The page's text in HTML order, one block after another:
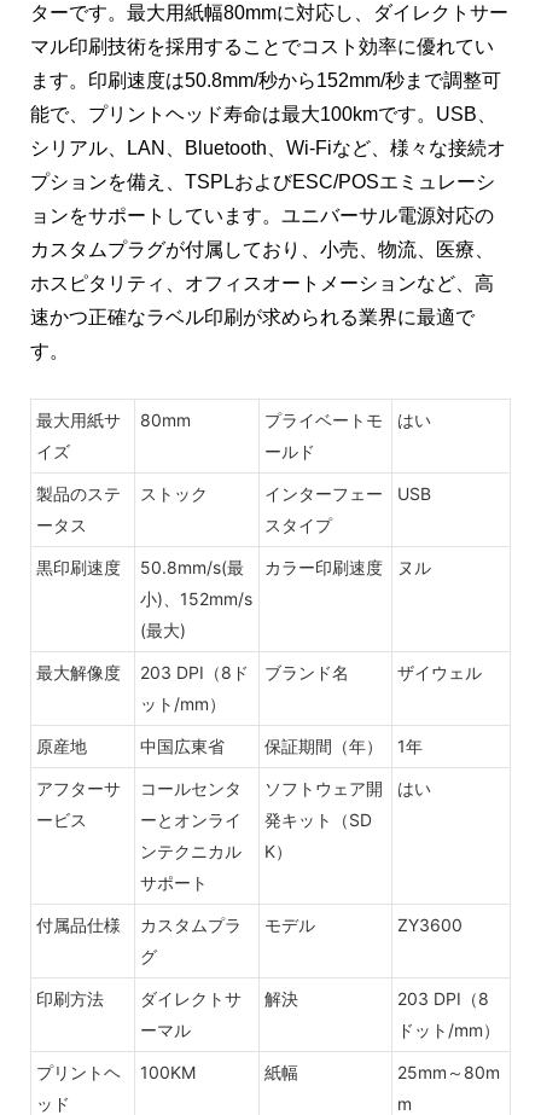
ターです。最大用紙幅80mmに対応し、ダイレクトサー
マル印刷技術を採用することでコスト効率に優れてい
ます。印刷速度は50.8mm/秒から152mm/秒まで調整可
能で、プリントヘッド寿命は最大100kmです。USB、
シリアル、LAN、Bluetooth、Wi-Fiなど、様々な接続オ
プションを備え、TSPLおよびESC/POSエミュレーシ
ョンをサポートしています。ユニバーサル電源対応の
カスタムプラグが付属しており、小売、物流、医療、
ホスピタリティ、オフィスオートメーションなど、高
速かつ正確なラベル印刷が求められる業界に最適で
す。
最大用紙サ
イズ
80mm
プライベートモ
ールド
はい
製品のステ
ータス
ストック
インターフェー
スタイプ
USB
黒印刷速度
50.8mm/s(最
小)、152mm/s
(最大)
カラー印刷速度 ヌル
最大解像度
203 DPI（8ド
ット/mm）
ブランド名 ザイウェル
原産地 中国広東省 保証期間（年） 1年
アフターサ
ービス
コールセンタ
ーとオンライ
ンテクニカル
サポート
ソフトウェア開
発キット（SD
K）
はい
付属品仕様
カスタムプラ
グ
モデル ZY3600
印刷方法
ダイレクトサ
ーマル
解決
203 DPI（8
ドット/mm）
プリントヘ
ッド
100KM 紙幅
25mm～80m
m